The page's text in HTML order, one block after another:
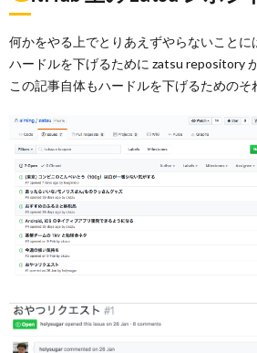
何かをやる上でとりあえずやらないことに
ハードルを下げるために zatsu repository
この記事自体もハードルを下げるためのそ